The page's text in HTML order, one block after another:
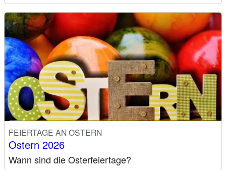
FEIERTAGE AN OSTERN
Ostern 2026
Wann sind die Osterfeiertage?